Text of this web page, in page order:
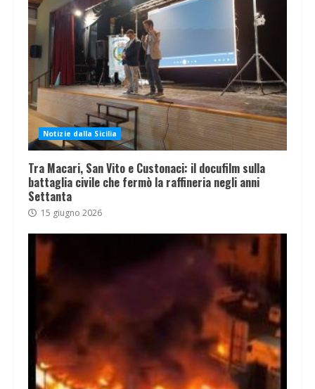
Notizie dalla Sicilia
Tra Macari, San Vito e Custonaci: il docufilm sulla
battaglia civile che fermò la raffineria negli anni
Settanta
15 giugno 2026